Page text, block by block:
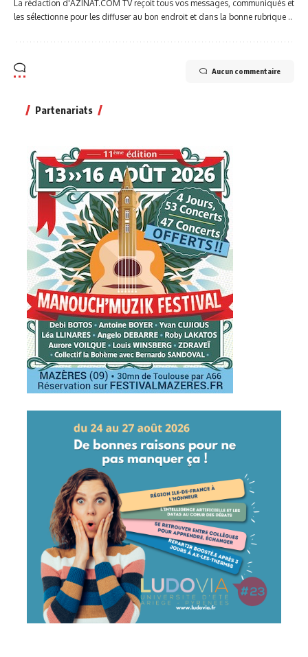
La rédaction d'AZINAT.COM TV reçoit tous vos messages, communiqués et
les sélectionne pour les diffuser au bon endroit et dans la bonne rubrique ..
Aucun commentaire
Partenariats